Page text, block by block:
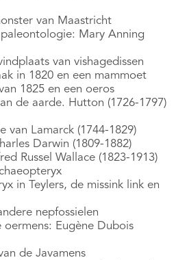
van Maastricht
Mary Anning
van vishagedissen
in 1820 en een mammoet
1825 en een oeros
de aarde. Hutton (1726-1797)
van Lamarck (1744-1829)
Darwin (1809-1882)
Russel Wallace (1823-1913)
in Teylers, de missink link en
nepfossielen
oermens: Eugène Dubois
de Javamens